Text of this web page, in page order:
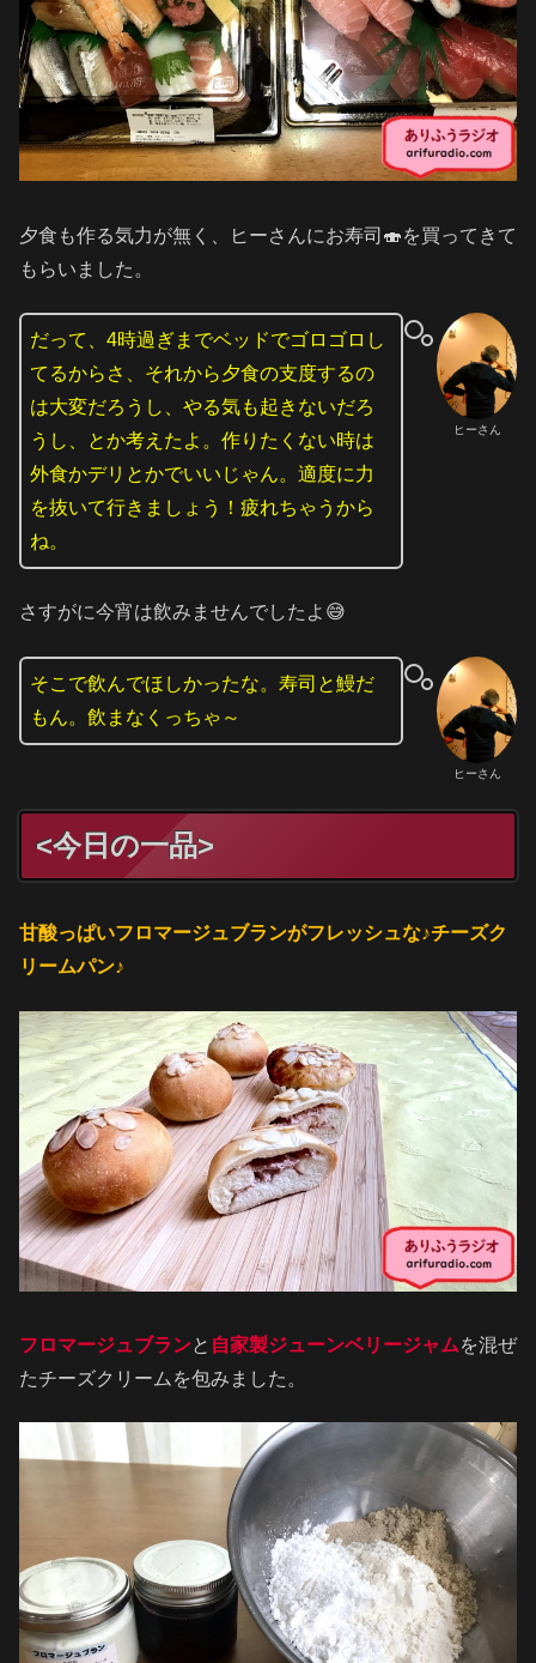
夕食も作る気力が無く、ヒーさんにお寿司🍣を買ってきて
もらいました。
ヒーさん
だって、4時過ぎまでベッドでゴロゴロし
てるからさ、それから夕食の支度するの
は大変だろうし、やる気も起きないだろ
うし、とか考えたよ。作りたくない時は
外食かデリとかでいいじゃん。適度に力
を抜いて行きましょう！疲れちゃうから
ね。
さすがに今宵は飲みませんでしたよ😅
ヒーさん
そこで飲んでほしかったな。寿司と鰻だ
もん。飲まなくっちゃ～
<今日の一品>
甘酸っぱいフロマージュブランがフレッシュな♪チーズク
リームパン♪
フロマージュブランと 自家製ジューンベリージャムを混ぜ
たチーズクリームを包みました。